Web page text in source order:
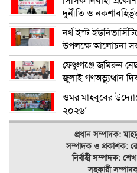
দুর্নীতি ও
নর্থ ইস্ট
উপলক্ষে আলোচনা
ফেঞ্চুগঞ্জে জমিরুন
জুলাই গণঅভ্যুত্থান
ওমর মাহবুবের
২০২৬’
প্রধান সম্পাদক:
সম্পাদক ও প্রকাশক:
নির্বাহী সম্পাদক:
সহকারী